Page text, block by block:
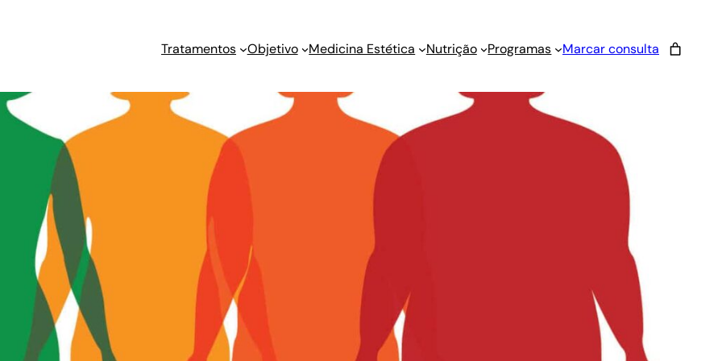
Tratamentos Objetivo Medicina Estética Nutrição Programas Marcar consulta